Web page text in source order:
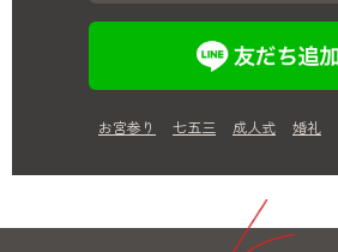
お宮参り 七五三 成人式 婚礼